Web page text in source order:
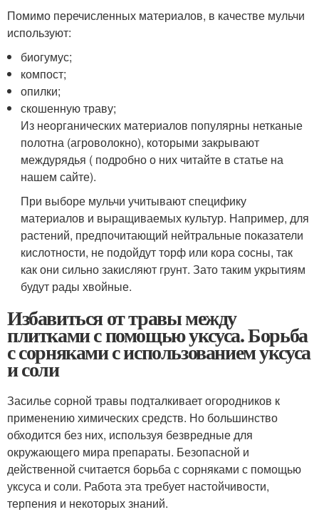
Помимо перечисленных материалов, в качестве мульчи
используют:
биогумус;
компост;
опилки;
скошенную траву;
Из неорганических материалов популярны нетканые
полотна (агроволокно), которыми закрывают
междурядья ( подробно о них читайте в статье на
нашем сайте).
При выборе мульчи учитывают специфику
материалов и выращиваемых культур. Например, для
растений, предпочитающий нейтральные показатели
кислотности, не подойдут торф или кора сосны, так
как они сильно закисляют грунт. Зато таким укрытиям
будут рады хвойные.
Избавиться от травы между
плитками с помощью уксуса. Борьба
с сорняками с использованием уксуса
и соли
Засилье сорной травы подталкивает огородников к
применению химических средств. Но большинство
обходится без них, используя безвредные для
окружающего мира препараты. Безопасной и
действенной считается борьба с сорняками с помощью
уксуса и соли. Работа эта требует настойчивости,
терпения и некоторых знаний.